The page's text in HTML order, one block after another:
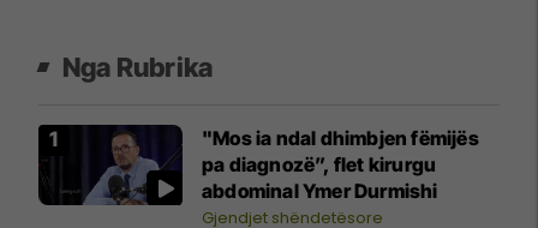
Nga Rubrika
"Mos ia ndal dhimbjen fëmijës
pa diagnozë”, flet kirurgu
abdominal Ymer Durmishi
Gjendjet shëndetësore